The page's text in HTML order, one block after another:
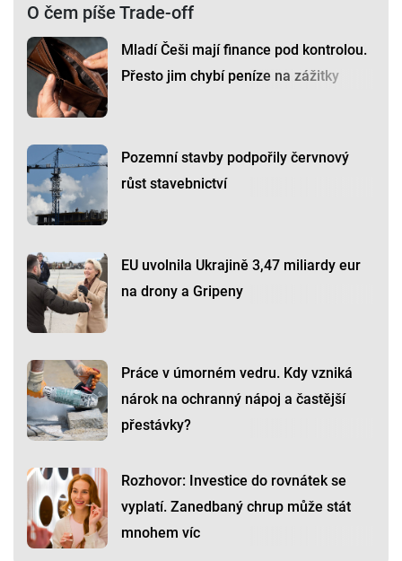
O čem píše Trade-off
Mladí Češi mají finance pod kontrolou.
Přesto jim chybí peníze na zážitky
Pozemní stavby podpořily červnový
růst stavebnictví
EU uvolnila Ukrajině 3,47 miliardy eur
na drony a Gripeny
Práce v úmorném vedru. Kdy vzniká
nárok na ochranný nápoj a častější
přestávky?
Rozhovor: Investice do rovnátek se
vyplatí. Zanedbaný chrup může stát
mnohem víc